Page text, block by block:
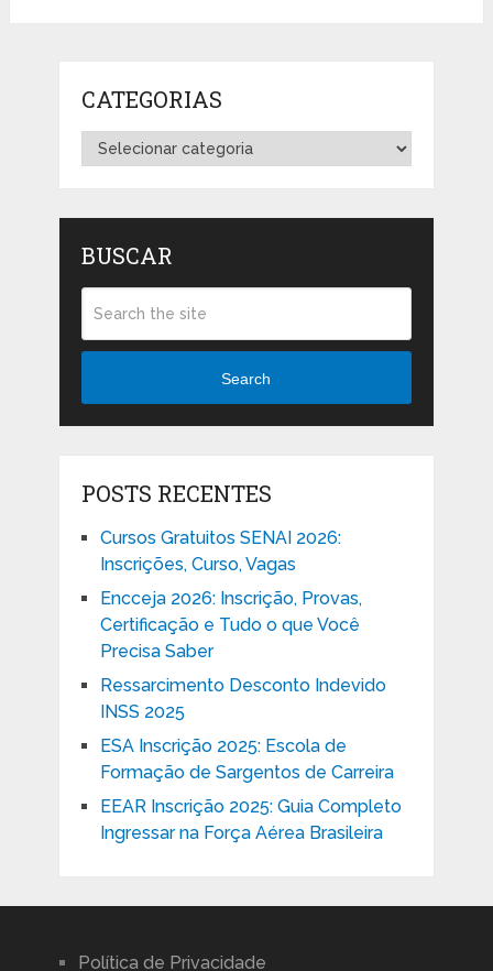
CATEGORIAS
Categorias
BUSCAR
Search
POSTS RECENTES
Cursos Gratuitos SENAI 2026:
Inscrições, Curso, Vagas
Encceja 2026: Inscrição, Provas,
Certificação e Tudo o que Você
Precisa Saber
Ressarcimento Desconto Indevido
INSS 2025
ESA Inscrição 2025: Escola de
Formação de Sargentos de Carreira
EEAR Inscrição 2025: Guia Completo
Ingressar na Força Aérea Brasileira
Política de Privacidade